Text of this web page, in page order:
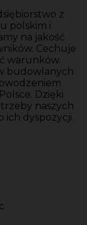
z
polskim i
na jakość
Cechuje
warunków.
budowlanych
Dzięki
naszych
ich dyspozycji.